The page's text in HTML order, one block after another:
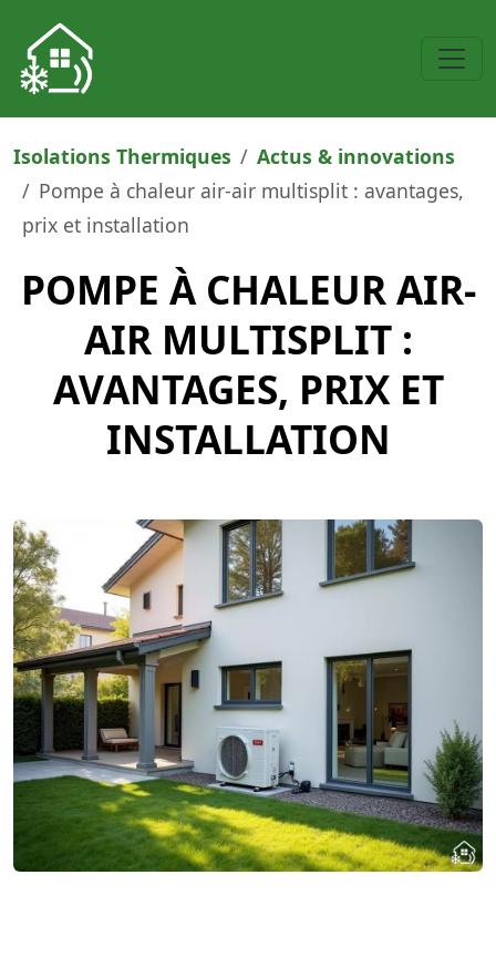
Isolations Thermiques
Actus & innovations
Pompe à chaleur air-air multisplit : avantages,
prix et installation
POMPE À CHALEUR AIR-
AIR MULTISPLIT :
AVANTAGES, PRIX ET
INSTALLATION